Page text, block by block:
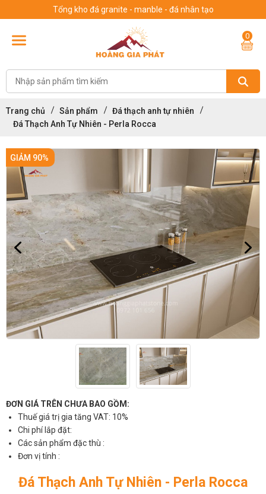
Tổng kho đá granite - manble - đá nhân tạo
0
Trang chủ Sản phẩm
Đá thạch anh tự nhiên
Đá Thạch Anh Tự Nhiên - Perla Rocca
GIẢM 90%
ĐƠN GIÁ TRÊN CHƯA BAO GỒM:
Thuế giá trị gia tăng VAT: 10%
Chi phí lắp đặt:
Các sản phẩm đặc thù :
Đơn vị tính :
Đá Thạch Anh Tự Nhiên - Perla Rocca